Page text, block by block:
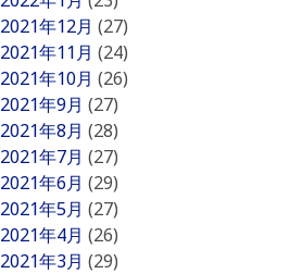
2021年12月 (27)
2021年11月 (24)
2021年10月 (26)
2021年9月 (27)
2021年8月 (28)
2021年7月 (27)
2021年6月 (29)
2021年5月 (27)
2021年4月 (26)
2021年3月 (29)